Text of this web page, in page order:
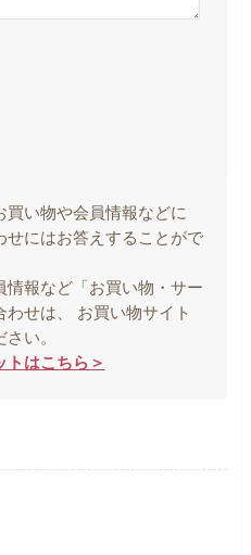
い物や会員情報などに
せにはお答えすることがで
情報など「お買い物・サー
わせは、 お買い物サイト
い。
トはこちら＞